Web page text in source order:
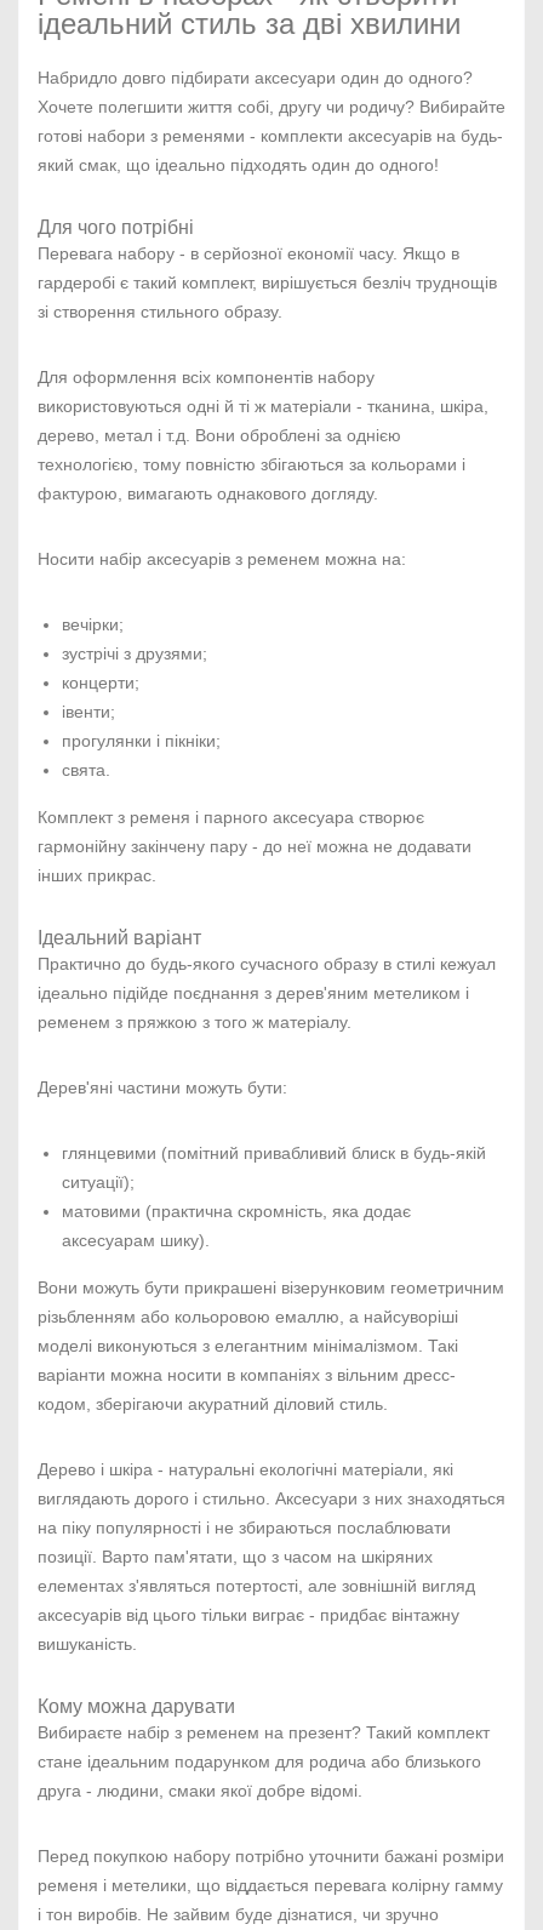
ідеальний стиль за дві хвилини
Набридло довго підбирати аксесуари один до одного?
Хочете полегшити життя собі, другу чи родичу? Вибирайте
готові набори з ременями - комплекти аксесуарів на будь-
який смак, що ідеально підходять один до одного!
Для чого потрібні
Перевага набору - в серйозної економії часу. Якщо в
гардеробі є такий комплект, вирішується безліч труднощів
зі створення стильного образу.
Для оформлення всіх компонентів набору
використовуються одні й ті ж матеріали - тканина, шкіра,
дерево, метал і т.д. Вони оброблені за однією
технологією, тому повністю збігаються за кольорами і
фактурою, вимагають однакового догляду.
Носити набір аксесуарів з ременем можна на:
вечірки;
зустрічі з друзями;
концерти;
івенти;
прогулянки і пікніки;
свята.
Комплект з ременя і парного аксесуара створює
гармонійну закінчену пару - до неї можна не додавати
інших прикрас.
Ідеальний варіант
Практично до будь-якого сучасного образу в стилі кежуал
ідеально підійде поєднання з дерев'яним метеликом і
ременем з пряжкою з того ж матеріалу.
Дерев'яні частини можуть бути:
глянцевими (помітний привабливий блиск в будь-якій
ситуації);
матовими (практична скромність, яка додає
аксесуарам шику).
Вони можуть бути прикрашені візерунковим геометричним
різьбленням або кольоровою емаллю, а найсуворіші
моделі виконуються з елегантним мінімалізмом. Такі
варіанти можна носити в компаніях з вільним дресс-
кодом, зберігаючи акуратний діловий стиль.
Дерево і шкіра - натуральні екологічні матеріали, які
виглядають дорого і стильно. Аксесуари з них знаходяться
на піку популярності і не збираються послаблювати
позиції. Варто пам'ятати, що з часом на шкіряних
елементах з'являться потертості, але зовнішній вигляд
аксесуарів від цього тільки виграє - придбає вінтажну
вишуканість.
Кому можна дарувати
Вибираєте набір з ременем на презент? Такий комплект
стане ідеальним подарунком для родича або близького
друга - людини, смаки якої добре відомі.
Перед покупкою набору потрібно уточнити бажані розміри
ременя і метелики, що віддається перевага колірну гамму
і тон виробів. Не зайвим буде дізнатися, чи зручно